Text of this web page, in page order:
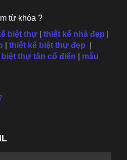
từ khóa ?
biệt thự |thiết kế nhà đẹp
thiết kế biệt thự đẹp
biệt thự tân cổ điển
mẫu